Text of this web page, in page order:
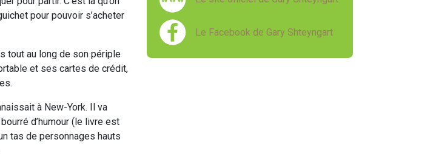
pour pouvoir s’acheter
tout au long de son périple
et ses cartes de crédit,
à New-York. Il va
d’humour (le livre est
tas de personnages hauts
Le Facebook de Gary Shteyngart